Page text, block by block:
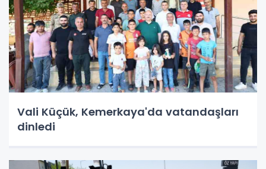
Vali Küçük, Kemerkaya'da vatandaşları
dinledi